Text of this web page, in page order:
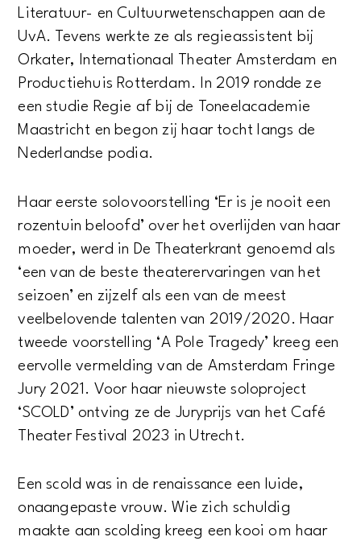
Literatuur- en Cultuurwetenschappen aan de
UvA. Tevens werkte ze als regieassistent bij
Orkater, Internationaal Theater Amsterdam en
Productiehuis Rotterdam. In 2019 rondde ze
een studie Regie af bij de Toneelacademie
Maastricht en begon zij haar tocht langs de
Nederlandse podia.
Haar eerste solovoorstelling ‘Er is je nooit een
rozentuin beloofd’ over het overlijden van haar
moeder, werd in De Theaterkrant genoemd als
‘een van de beste theaterervaringen van het
seizoen’ en zijzelf als een van de meest
veelbelovende talenten van 2019/2020. Haar
tweede voorstelling ‘A Pole Tragedy’ kreeg een
eervolle vermelding van de Amsterdam Fringe
Jury 2021. Voor haar nieuwste soloproject
‘SCOLD’ ontving ze de Juryprijs van het Café
Theater Festival 2023 in Utrecht.
Een scold was in de renaissance een luide,
onaangepaste vrouw. Wie zich schuldig
maakte aan scolding kreeg een kooi om haar